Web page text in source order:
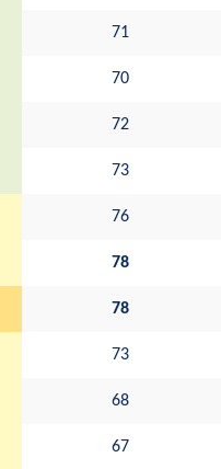
71
70
72
73
76
78
78
73
68
67